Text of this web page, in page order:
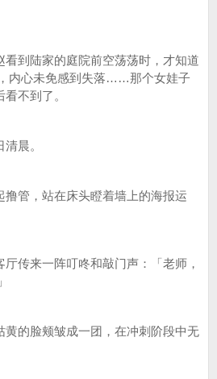
到陆家的庭院前空荡荡时，才知道
内心未免感到失落……那个女娃子
不到了。
晨。
管，站在床头瞪着墙上的海报运
传来一阵叮咚和敲门声：「老师，
的脸颊皱成一团，在冲刺阶段中无